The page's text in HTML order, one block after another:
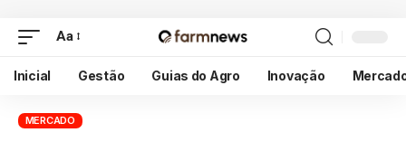
Aa
Inicial Gestão Guias do Agro Inovação
MERCADO